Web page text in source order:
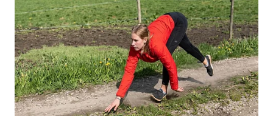
WN
KARAWANG
WN
BEKASI
WN
BOGOR